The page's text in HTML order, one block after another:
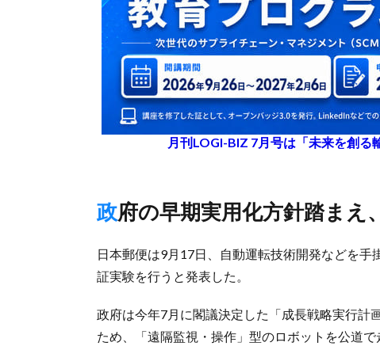
月刊LOGI-BIZ 7月号は「未来を創る
政府の早期実用化方針踏ま
日本郵便は9月17日、自動運転技術開発などを
証実験を行うと発表した。
政府は今年7月に閣議決定した「成長戦略実行計
ため、「遠隔監視・操作」型のロボットを公道